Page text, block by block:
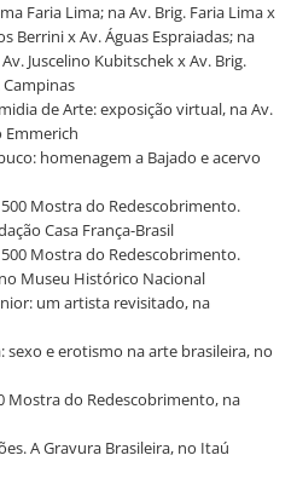
Faria Lima; na Av. Brig. Faria Lima x
Berrini x Av. Águas Espraiadas; na
Juscelino Kubitschek x Av. Brig.
Campinas
de Arte: exposição virtual, na Av.
Emmerich
homenagem a Bajado e acervo
500 Mostra do Redescobrimento.
Casa França-Brasil
500 Mostra do Redescobrimento.
Museu Histórico Nacional
um artista revisitado, na
sexo e erotismo na arte brasileira, no
Mostra do Redescobrimento, na
A Gravura Brasileira, no Itaú